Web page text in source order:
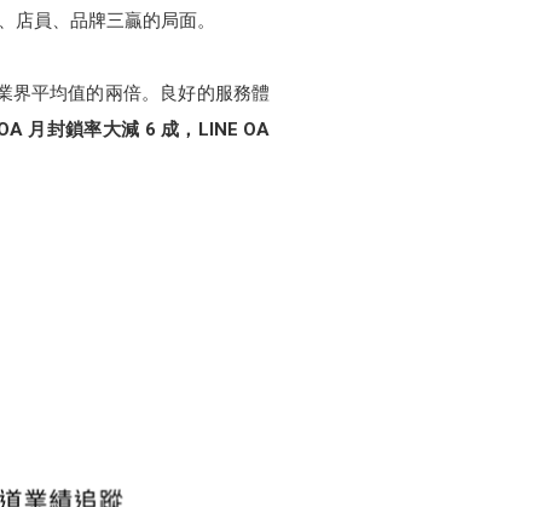
員、品牌三贏的局面。
界平均值的兩倍。良好的服務體
月封鎖率大減 6 成，LINE OA